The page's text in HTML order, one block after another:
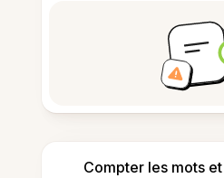
Compter les mots